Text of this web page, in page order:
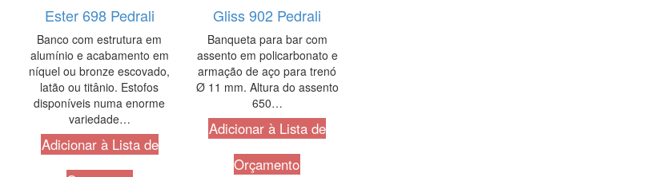
Ester 698 Pedrali
Banco com estrutura em
alumínio e acabamento em
níquel ou bronze escovado,
latão ou titânio. Estofos
disponíveis numa enorme
variedade…
Adicionar à Lista de
Gliss 902 Pedrali
Banqueta para bar com
assento em policarbonato e
armação de aço para trenó
Ø 11 mm. Altura do assento
650…
Adicionar à Lista de
Orçamento